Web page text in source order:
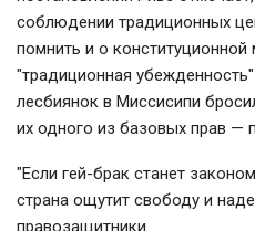
соблюдении традиционных
помнить и о
"традиционная
лесбиянок в Миссисипи
их одного из базовых прав —
"Если гей-брак станет
страна ощутит свободу и